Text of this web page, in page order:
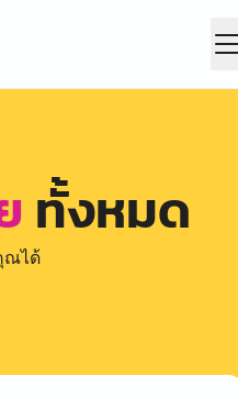
ทั้งหมด
ณได้